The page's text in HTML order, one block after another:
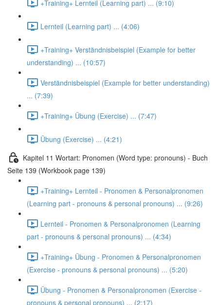
+Training+ Lernteil (Learning part) ... (9:10)
Lernteil (Learning part) ... (4:06)
+Training+ Verständnisbeispiel (Example for better
understanding) ... (10:57)
Verständnisbeispiel (Example for better understanding)
... (7:39)
+Training+ Übung (Exercise) ... (7:47)
Übung (Exercise) ... (4:21)
Kapitel 11 Wortart: Pronomen (Word type: pronouns) - Buch
Seite 139 (Workbook page 139)
+Training+ Lernteil - Pronomen & Personalpronomen
(Learning part - pronouns & personal pronouns) ... (9:26)
Lernteil - Pronomen & Personalpronomen (Learning
part - pronouns & personal pronouns) ... (4:34)
+Training+ Übung - Pronomen & Personalpronomen
(Exercise - pronouns & personal pronouns) ... (5:20)
Übung - Pronomen & Personalpronomen (Exercise -
pronouns & personal pronouns) ... (2:17)